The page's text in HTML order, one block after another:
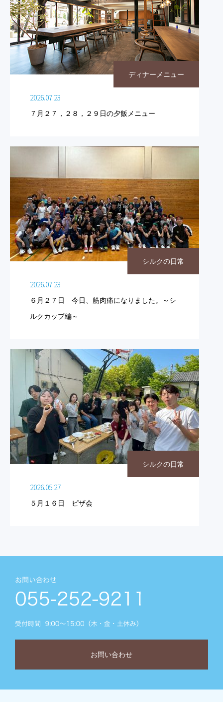
ディナーメニュー
2026.07.23
７月２７，２８，２９日の夕飯メニュー
シルクの日常
2026.07.23
６月２７日 今日、筋肉痛になりました。～シ
ルクカップ編～
シルクの日常
2026.05.27
５月１６日 ピザ会
お問い合わせ